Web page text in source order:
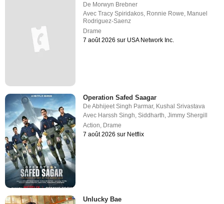
De Morwyn Brebner
AvecTracy Spiridakos Ronnie Rowe Manuel
Rodriguez-Saenz
Drame
7 août 2026 sur USA Network Inc.
Operation Safed Saagar
DeAbhijeet Singh Parmar, Kushal Srivastava
Avec Harssh Singh,Siddharth,Jimmy Shergill
Action, Drame
7 août 2026 sur Netflix
Unlucky Bae